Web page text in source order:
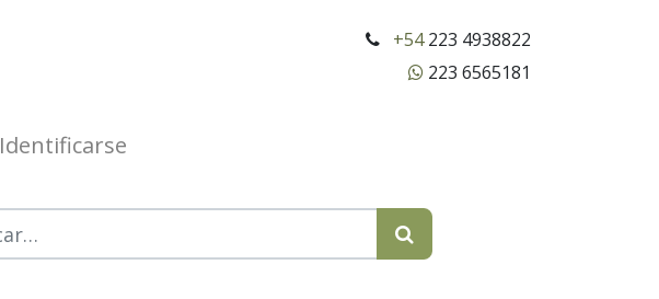
+54223 4938822
223 6565181
Identificarse